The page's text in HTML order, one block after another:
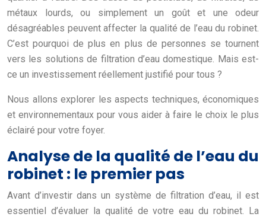
métaux lourds, ou simplement un goût et une odeur
désagréables peuvent affecter la qualité de l’eau du robinet.
C’est pourquoi de plus en plus de personnes se tournent
vers les solutions de filtration d’eau domestique. Mais est-
ce un investissement réellement justifié pour tous ?
Nous allons explorer les aspects techniques, économiques
et environnementaux pour vous aider à faire le choix le plus
éclairé pour votre foyer.
Analyse de la qualité de l’eau du
robinet : le premier pas
Avant d’investir dans un système de filtration d’eau, il est
essentiel d’évaluer la qualité de votre eau du robinet. La